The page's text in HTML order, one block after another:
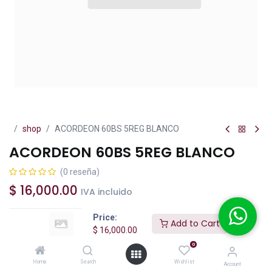
Price:
$ 16,000.00
Add to Cart
Home Search
0
Wishlist Account
shop ACORDEON 60BS 5REG BLANCO
ACORDEON 60BS 5REG BLANCO
(0 reseña)
$ 16,000.00 IVA incluido
Add to Cart Buy Now